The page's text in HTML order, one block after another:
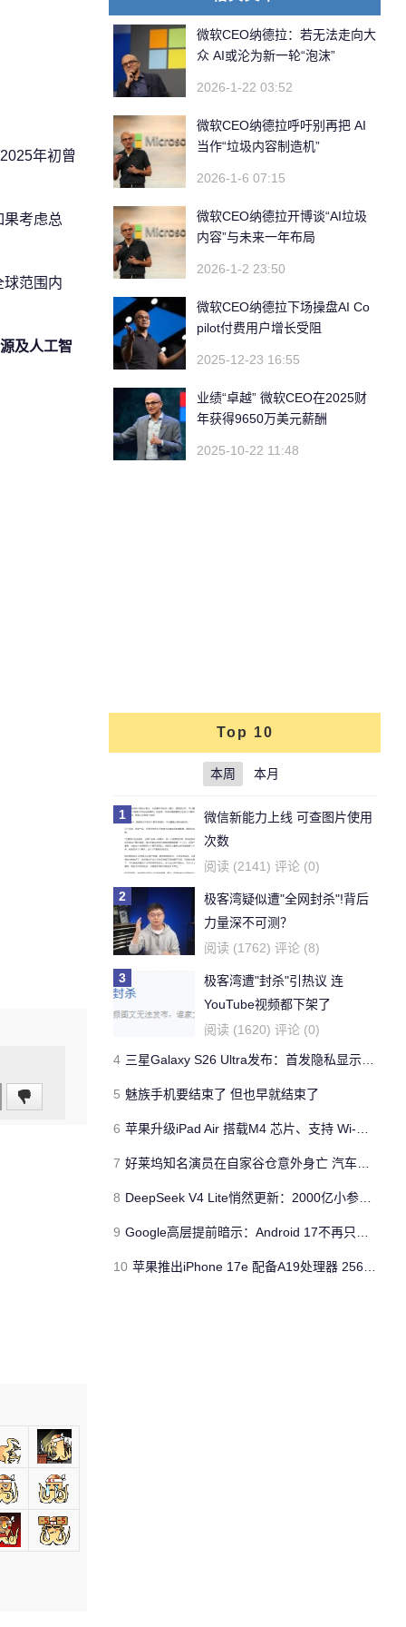
年初曾
果考虑总
球范围内
及人工智
微软CEO纳德拉：若无法走向大
众 AI或沦为新一轮“泡沫”
2026-1-22 03:52
微软CEO纳德拉呼吁别再把 AI
当作“垃圾内容制造机”
2026-1-6 07:15
微软CEO纳德拉开博谈“AI垃圾
内容”与未来一年布局
2026-1-2 23:50
微软CEO纳德拉下场操盘AI Co
pilot付费用户增长受阻
2025-12-23 16:55
业绩“卓越” 微软CEO在2025财
年获得9650万美元薪酬
2025-10-22 11:48
Top 10
本周 本月
1
微信新能力上线 可查图片使用
次数
阅读 (2141) 评论 (0)
2
极客湾疑似遭"全网封杀"!背后
力量深不可测？
阅读 (1762) 评论 (8)
3
极客湾遭"封杀"引热议 连
YouTube视频都下架了
阅读 (1620) 评论 (0)
4 三星Galaxy S26 Ultra发布：首发隐私显示屏、骁龙 8 Elite Gen 5与60W闪充
5 魅族手机要结束了 但也早就结束了
6 苹果升级iPad Air 搭载M4 芯片、支持 Wi‑Fi 7 售价不变
7 好莱坞知名演员在自家谷仓意外身亡 汽车搭电时突然自燃
8 DeepSeek V4 Lite悄然更新：2000亿小参数性能逼近美国顶流
9 Google高层提前暗示：Android 17不再只是操作系统
10 苹果推出iPhone 17e 配备A19处理器 256GB容量起步 刘海屏依旧